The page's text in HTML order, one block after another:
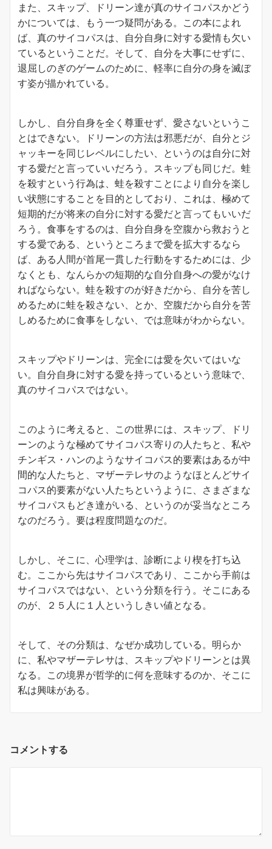
また、スキップ、ドリーン達が真のサイコパスかどう
かについては、もう一つ疑問がある。この本によれ
ば、真のサイコパスは、自分自身に対する愛情も欠い
ているということだ。そして、自分を大事にせずに、
退屈しのぎのゲームのために、軽率に自分の身を滅ぼ
す姿が描かれている。
しかし、自分自身を全く尊重せず、愛さないというこ
とはできない。ドリーンの方法は邪悪だが、自分とジ
ャッキーを同じレベルにしたい、というのは自分に対
する愛だと言っていいだろう。スキップも同じだ。蛙
を殺すという行為は、蛙を殺すことにより自分を楽し
い状態にすることを目的としており、これは、極めて
短期的だが将来の自分に対する愛だと言ってもいいだ
ろう。食事をするのは、自分自身を空腹から救おうと
する愛である、というところまで愛を拡大するなら
ば、ある人間が首尾一貫した行動をするためには、少
なくとも、なんらかの短期的な自分自身への愛がなけ
ればならない。蛙を殺すのが好きだから、自分を苦し
めるために蛙を殺さない、とか、空腹だから自分を苦
しめるために食事をしない、では意味がわからない。
スキップやドリーンは、完全には愛を欠いてはいな
い。自分自身に対する愛を持っているという意味で、
真のサイコパスではない。
このように考えると、この世界には、スキップ、ドリ
ーンのような極めてサイコパス寄りの人たちと、私や
チンギス・ハンのようなサイコパス的要素はあるが中
間的な人たちと、マザーテレサのようなほとんどサイ
コパス的要素がない人たちというように、さまざまな
サイコパスもどき達がいる、というのが妥当なところ
なのだろう。要は程度問題なのだ。
しかし、そこに、心理学は、診断により楔を打ち込
む。ここから先はサイコパスであり、ここから手前は
サイコパスではない、という分類を行う。そこにある
のが、２５人に１人というしきい値となる。
そして、その分類は、なぜか成功している。明らか
に、私やマザーテレサは、スキップやドリーンとは異
なる。 この境界が哲学的に何を意味するのか、そこに
私は興味がある。
コメントする